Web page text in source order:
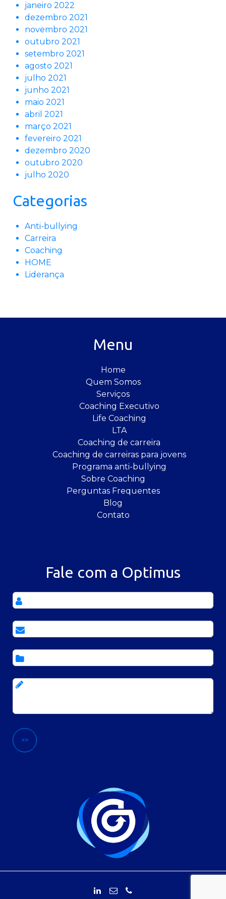
janeiro 2022
dezembro 2021
novembro 2021
outubro 2021
setembro 2021
agosto 2021
julho 2021
junho 2021
maio 2021
abril 2021
março 2021
fevereiro 2021
dezembro 2020
outubro 2020
julho 2020
Categorias
Anti-bullying
Carreira
Coaching
HOME
Liderança
Menu
Home
Quem Somos
Serviços
Coaching Executivo
Life Coaching
LTA
Coaching de carreira
Coaching de carreiras para jovens
Programa anti-bullying
Sobre Coaching
Perguntas Frequentes
Blog
Contato
Fale com a Optimus